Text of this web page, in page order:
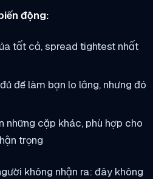
động:
tất cả, spread tightest nhất
để làm bạn lo lắng, nhưng đó
những cặp khác, phù hợp cho
trọng
không nhận ra: đây không